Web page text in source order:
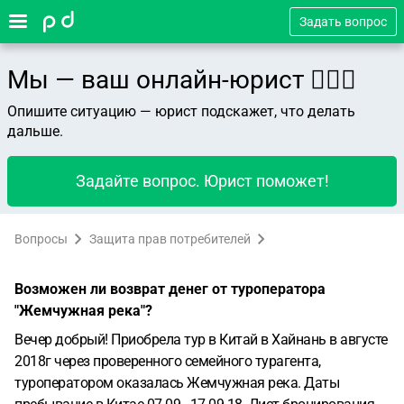
Задать вопрос
Мы — ваш онлайн-юрист 👨🏻‍⚖️
Опишите ситуацию — юрист подскажет, что делать
дальше.
Задайте вопрос. Юрист поможет!
Вопросы Защита прав потребителей
Возможен ли возврат денег от туроператора
"Жемчужная река"?
Вечер добрый! Приобрела тур в Китай в Хайнань в августе
2018г через проверенного семейного турагента,
туроператором оказалась Жемчужная река. Даты